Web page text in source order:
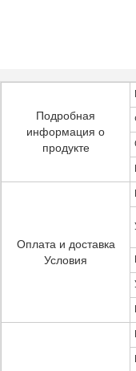
Подробная
информация о
продукте
Оплата и доставка
Условия